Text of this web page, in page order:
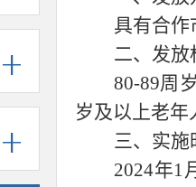
具有合作
二、发放
80-89周
岁及以上老年
三、实施
2024年1